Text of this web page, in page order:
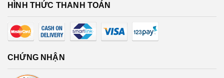
HÌNH THỨC THANH TOÁN
CHỨNG NHẬN